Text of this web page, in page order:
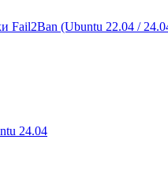
Fail2Ban (Ubuntu 22.04 /
24.04